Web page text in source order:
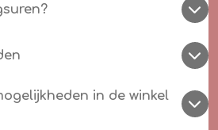
in de winkel